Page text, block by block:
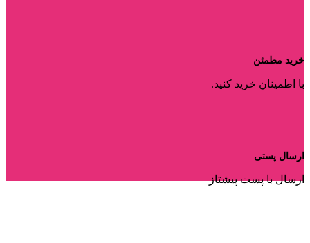
خرید مطمئن
با اطمینان خرید کنید.
ارسال پستی
ارسال با پست پیشتاز